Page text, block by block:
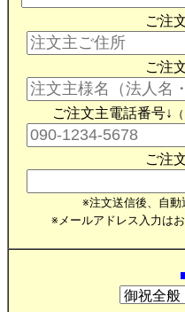
ご注
ご注
ご注文主電話番号↓
ご注
※注文送信後、自
※メールアドレス入力は
■